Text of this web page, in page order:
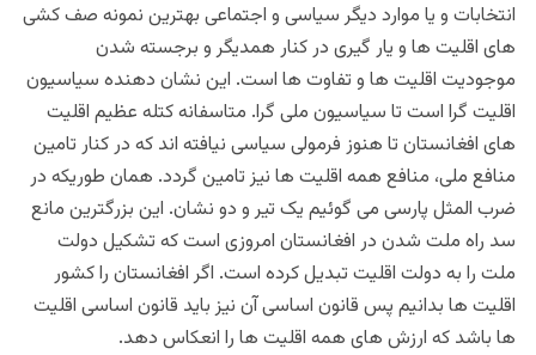
انتخابات و یا موارد دیگر سیاسی و اجتماعی بهترین نمونه صف کشی
های اقلیت ها و یار گیری در کنار همدیگر و برجسته شدن
موجودیت اقلیت ها و تفاوت ها است. این نشان دهنده سیاسیون
اقلیت گرا است تا سیاسیون ملی گرا. متاسفانه کتله عظیم اقلیت
های افغانستان تا هنوز فرمولی سیاسی نیافته اند که در کنار تامین
منافع ملی، منافع همه اقلیت ها نیز تامین گردد. همان طوریکه در
ضرب المثل پارسی می گوئیم یک تیر و دو نشان. این بزرگترین مانع
سد راه ملت شدن در افغانستان امروزی است که تشکیل دولت
ملت را به دولت اقلیت تبدیل کرده است. اگر افغانستان را کشور
اقلیت ها بدانیم پس قانون اساسی آن نیز باید قانون اساسی اقلیت
ها باشد که ارزش های همه اقلیت ها را انعکاس دهد.